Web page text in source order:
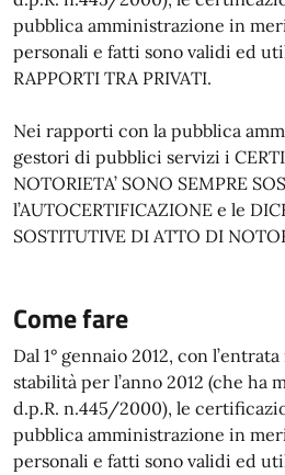
pubblica amministrazione in
personali e fatti sono validi ed
RAPPORTI TRA PRIVATI.
Nei rapporti con la pubblica
gestori di pubblici servizi i
NOTORIETA’ SONO SEMPRE
l’AUTOCERTIFICAZIONE e le
SOSTITUTIVE DI ATTO DI
Come fare
Dal 1° gennaio 2012, con
stabilità per l’anno 2012 (che ha
d.p.R. n.445/2000), le
pubblica amministrazione in
personali e fatti sono validi ed